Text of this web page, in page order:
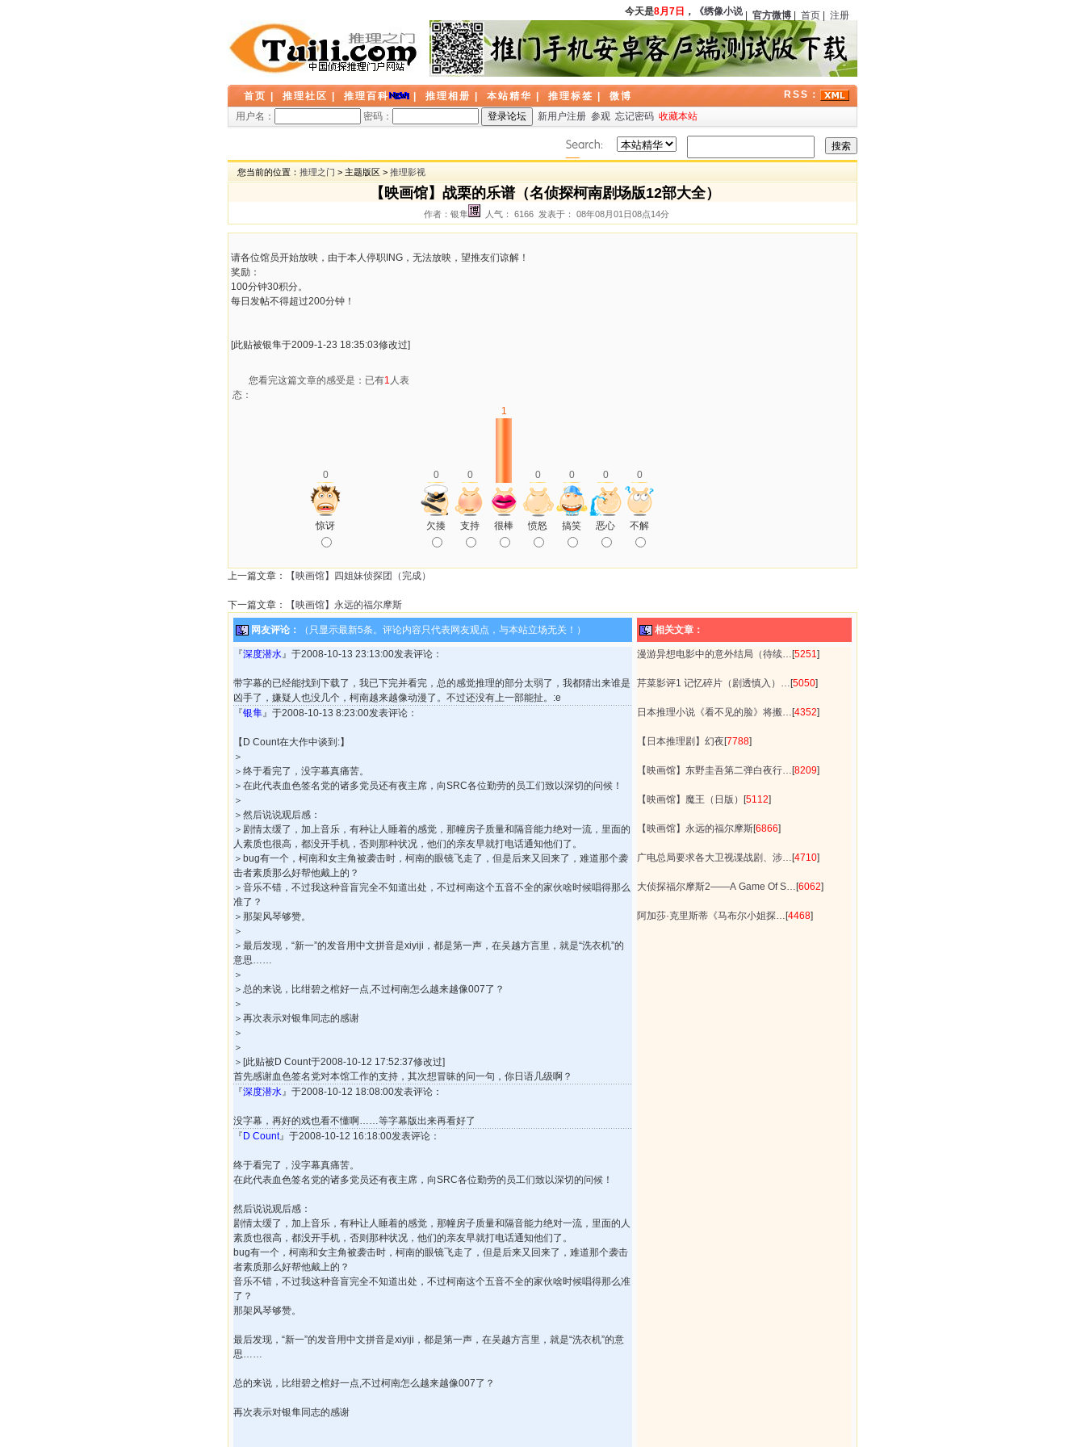
今天是8月7日，《绣像小说》 （中国）第六期刊载《银光马案》
官方微博 首页 注册
首页 推理社区 推理百科 推理相册 本站精华 推理标签 微博
RSS：
用户名：
密码： 新用户注册 参观 忘记密码 收藏本站
您当前的位置： 推理之门 > 主题版区 > 推理影视
【映画馆】战栗的乐谱（名侦探柯南剧场版12部大全）
作者：银隼 人气： 6166 发表于： 08年08月01日08点14分
请各位馆员开始放映，由于本人停职ING，无法放映，望推友们谅解！
奖励：
100分钟30积分。
每日发帖不得超过200分钟！
[此贴被银隼于2009-1-23 18:35:03修改过]
您看完这篇文章的感受是：已有1 人表
态：
0 0 0
1
0 0 0 0
惊讶 欠揍 支持 很棒 愤怒 搞笑 恶心 不解
上一篇文章： 【映画馆】四姐妹侦探团（完成）
下一篇文章： 【映画馆】永远的福尔摩斯
网友评论： （只显示最新5条。评论内容只代表网友观点，与本站立场无关！） 相关文章：
『深度潜水』于2008-10-13 23:13:00发表评论：
带字幕的已经能找到下载了，我已下完并看完，总的感觉推理的部分太弱了，我都猜出来谁是
凶手了，嫌疑人也没几个，柯南越来越像动漫了。不过还没有上一部能扯。:e
『银隼』于2008-10-13 8:23:00发表评论：
【D Count在大作中谈到:】
＞
＞终于看完了，没字幕真痛苦。
＞在此代表血色签名党的诸多党员还有夜主席，向SRC各位勤劳的员工们致以深切的问候！
＞
＞然后说说观后感：
＞剧情太缓了，加上音乐，有种让人睡着的感觉，那幢房子质量和隔音能力绝对一流，里面的
人素质也很高，都没开手机，否则那种状况，他们的亲友早就打电话通知他们了。
＞bug有一个，柯南和女主角被袭击时，柯南的眼镜飞走了，但是后来又回来了，难道那个袭
击者素质那么好帮他戴上的？
＞音乐不错，不过我这种音盲完全不知道出处，不过柯南这个五音不全的家伙啥时候唱得那么
准了？
＞那架风琴够赞。
＞
＞最后发现，“新一”的发音用中文拼音是xiyiji，都是第一声，在吴越方言里，就是“洗衣机”的
意思……
＞
＞总的来说，比绀碧之棺好一点,不过柯南怎么越来越像007了？
＞
＞再次表示对银隼同志的感谢
＞
＞
＞[此贴被D Count于2008-10-12 17:52:37修改过]
首先感谢血色签名党对本馆工作的支持，其次想冒昧的问一句，你日语几级啊？
『深度潜水』于2008-10-12 18:08:00发表评论：
没字幕，再好的戏也看不懂啊……等字幕版出来再看好了
『 D Count』于2008-10-12 16:18:00发表评论：
终于看完了，没字幕真痛苦。
在此代表血色签名党的诸多党员还有夜主席，向SRC各位勤劳的员工们致以深切的问候！
然后说说观后感：
剧情太缓了，加上音乐，有种让人睡着的感觉，那幢房子质量和隔音能力绝对一流，里面的人
素质也很高，都没开手机，否则那种状况，他们的亲友早就打电话通知他们了。
bug有一个，柯南和女主角被袭击时，柯南的眼镜飞走了，但是后来又回来了，难道那个袭击
者素质那么好帮他戴上的？
音乐不错，不过我这种音盲完全不知道出处，不过柯南这个五音不全的家伙啥时候唱得那么准
了？
那架风琴够赞。
最后发现，“新一”的发音用中文拼音是xiyiji，都是第一声，在吴越方言里，就是“洗衣机”的意
思……
总的来说，比绀碧之棺好一点,不过柯南怎么越来越像007了？
再次表示对银隼同志的感谢
漫游异想电影中的意外结局（待续… [5251]
芹菜影评1 记忆碎片（剧透慎入）… [5050]
日本推理小说《看不见的脸》将搬… [4352]
【日本推理剧】幻夜 [7788]
【映画馆】东野圭吾第二弹白夜行… [8209]
【映画馆】魔王（日版） [5112]
【映画馆】永远的福尔摩斯[6866]
广电总局要求各大卫视谍战剧、涉… [4710]
大侦探福尔摩斯2——A Game Of S… [6062]
阿加莎·克里斯蒂《马布尔小姐探… [4468]